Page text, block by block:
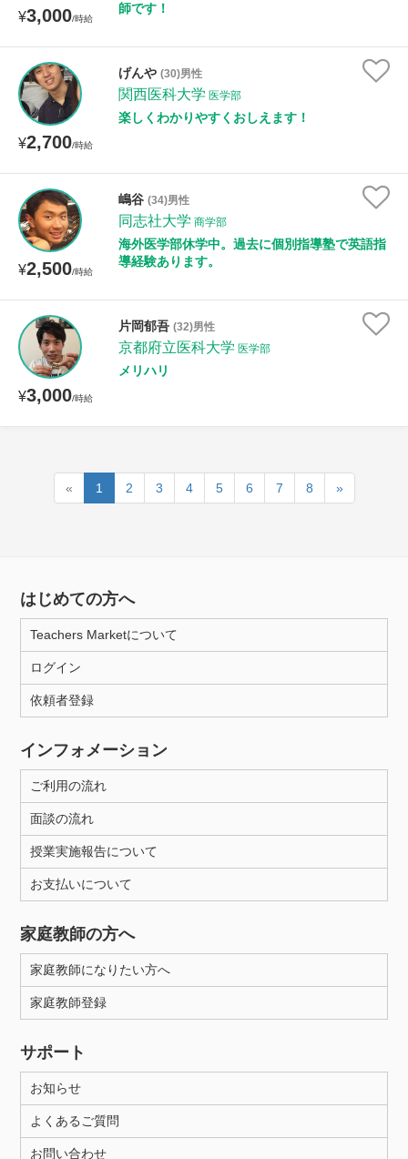
¥3,000/時給
師です！
¥2,700/時給
げんや (30)男性
関西医科大学 医学部
楽しくわかりやすくおしえます！
¥2,500/時給
嶋谷 (34)男性
同志社大学 商学部
海外医学部休学中。過去に個別指導塾で英語指
導経験あります。
¥3,000/時給
片岡郁吾 (32)男性
京都府立医科大学 医学部
メリハリ
« 1 2 3 4 5 6 7 8 »
はじめての方へ
Teachers Marketについて
ログイン
依頼者登録
インフォメーション
ご利用の流れ
面談の流れ
授業実施報告について
お支払いについて
家庭教師の方へ
家庭教師になりたい方へ
家庭教師登録
サポート
お知らせ
よくあるご質問
お問い合わせ